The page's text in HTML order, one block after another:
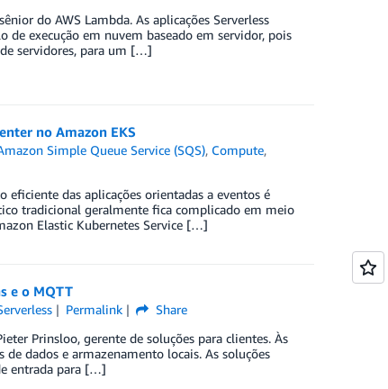
do AWS Lambda. As aplicações Serverless
execução em nuvem baseado em servidor, pois
servidores, para um […]
no Amazon EKS
Simple Queue Service (SQS), Compute,
das aplicações orientadas a eventos é
tradicional geralmente fica complicado em meio
Elastic Kubernetes Service […]
e o MQTT
Permalink
Share
Prinsloo, gerente de soluções para clientes. Às
de dados e armazenamento locais. As soluções
entrada para […]